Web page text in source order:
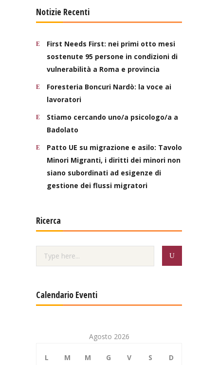
Notizie Recenti
First Needs First: nei primi otto mesi
sostenute 95 persone in condizioni di
vulnerabilità a Roma e provincia
Foresteria Boncuri Nardò: la voce ai
lavoratori
Stiamo cercando uno/a psicologo/a a
Badolato
Patto UE su migrazione e asilo: Tavolo
Minori Migranti, i diritti dei minori non
siano subordinati ad esigenze di
gestione dei flussi migratori
Ricerca
Calendario Eventi
Agosto 2026
L M M G V S D